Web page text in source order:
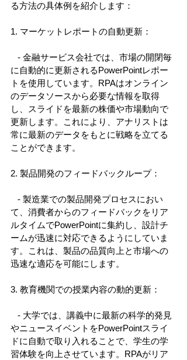
る方法の具体例を紹介します：
1. マーケットレポートの自動更新：
- 金融サービス会社では、市場の開閉毎
に自動的に更新されるPowerPointレポー
トを使用しています。RPAはオンライン
のデータソースから必要な情報を取得
し、スライドを最新の株価や市場動向で
更新します。これにより、アナリストは
常に最新のデータをもとに戦略を立てる
ことができます。
2. 製品開発のフィードバックループ：
- 製造業での製品開発プロセスにおい
て、消費者からのフィードバックをリア
ルタイムでPowerPointに集約し、設計チ
ームが迅速に対応できるようにしていま
す。これは、製品の品質向上と市場への
迅速な適応を可能にします。
3. 教育機関での授業内容の動的更新：
- 大学では、講義中に最新の科学的発見
やニュースイベントをPowerPointスライ
ドに自動で取り入れることで、学生の学
習体験を向上させています。RPAがリア